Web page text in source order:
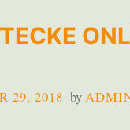
29, 2018 by